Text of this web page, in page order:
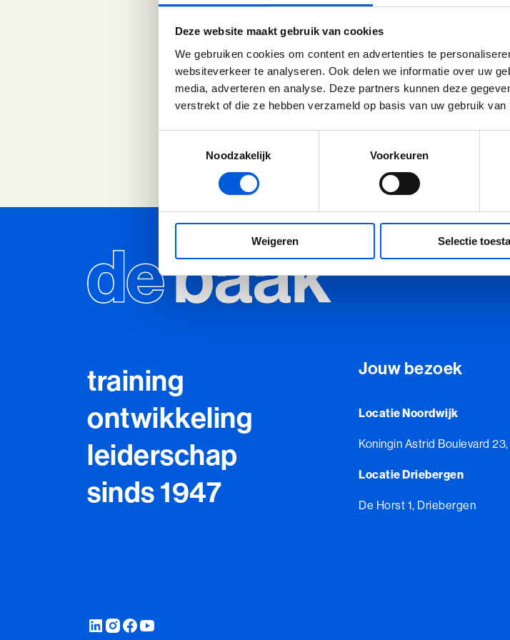
Deze website maakt gebruik van cookies
We gebruiken cookies om content en advertenties te
websiteverkeer te analyseren. Ook delen we informatie over uw
media, adverteren en analyse. Deze partners kunnen deze
verstrekt of die ze hebben verzameld op basis van uw gebruik van
Noodzakelijk
Voorkeuren
Weigeren Selectie
krachtig als je durft te vertrouwen op je intuïtie. Want
gebeurt — en hoe je daarop afstemt. Hoe het helpt
luisteren en de juiste snaar te raken? Niet door harder te
Bekijk op YouTube
Jouw bezoek
Locatie Noordwijk
Koningin Astrid Boulevard
Locatie Driebergen
De Horst 1, Driebergen
training
ontwikkeling
leiderschap
sinds 1947